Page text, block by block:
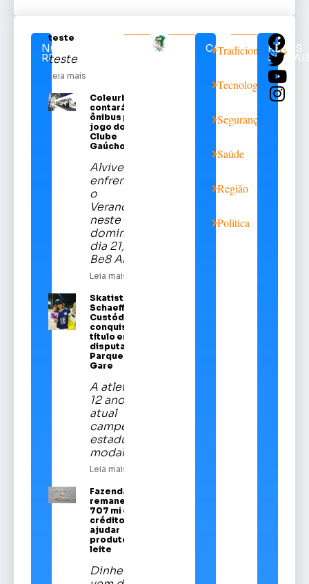
NOTÍCIAS
RELACIONADAS
teste
teste
Leia mais
Coleurb
contará com
ônibus para
jogo do Sport
Clube
Gaúcho
Alviverde
enfrentará
o
Veranópolis
neste
domingo,
dia 21, na
Be8 Arena
Leia mais
Skatista Alice
Schaeffer
Custódio
conquista
título em
disputa no
Parque da
Gare
A atleta de
12 anos é a
atual
campeã
estadual da
modalidade
Leia mais
Fazenda
remaneja R$
707 mi em
crédito para
ajudar
produtores de
leite
Dinheiro
CATEGORIAS
Tradicionalismo
Tecnologia
Segurança
Saúde
Região
Política
REDES